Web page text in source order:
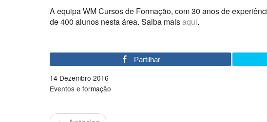
A equipa WM Cursos de Formação, com 30 anos de
de 400 alunos nesta área. Saiba maisaqui.
Partilhar
14 Dezembro 2016
Eventos e formação